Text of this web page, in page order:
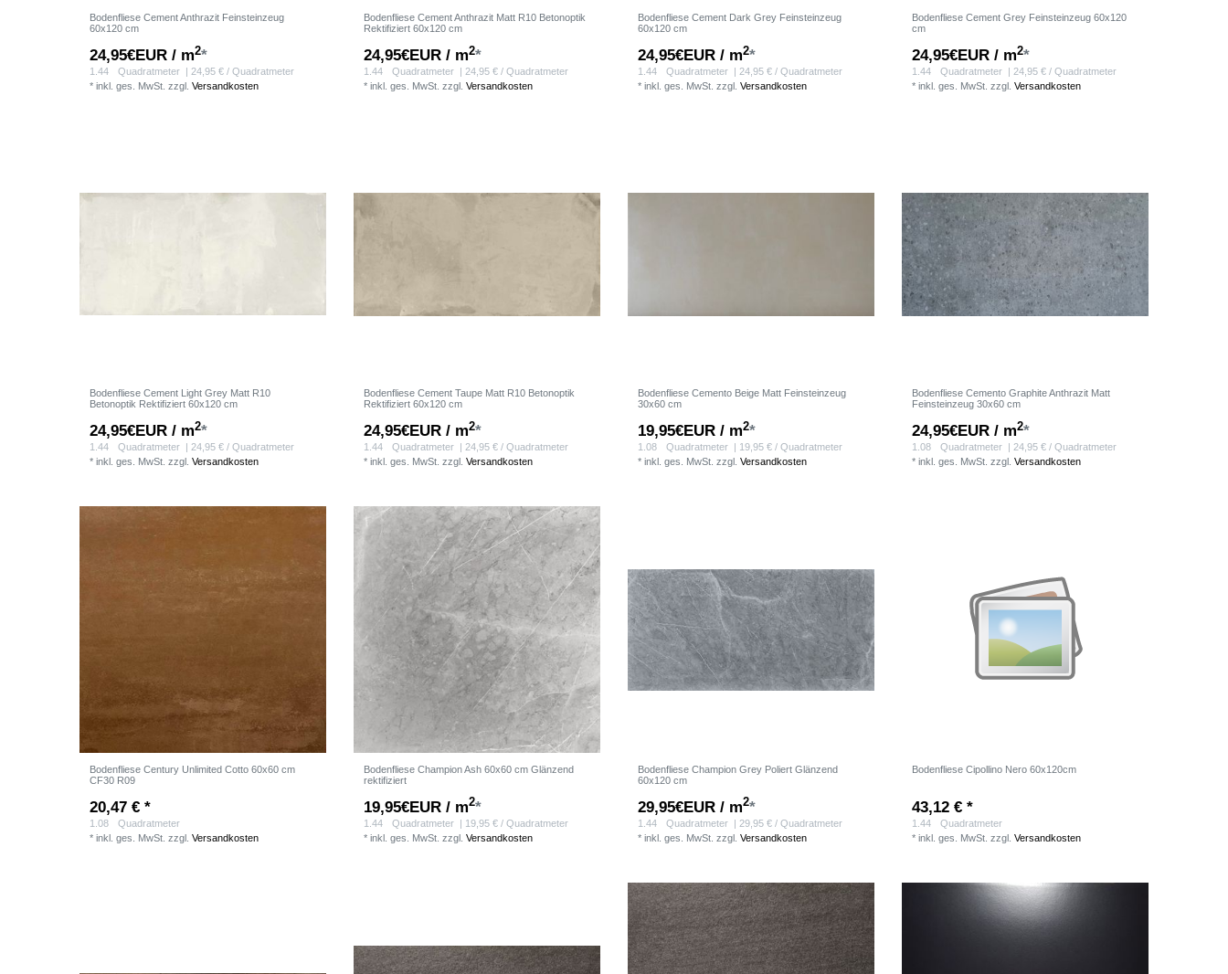
Bodenfliese Cement Anthrazit Feinsteinzeug
60x120 cm
24,95€EUR / m2*
1.44 Quadratmeter
| 24,95 € / Quadratmeter
*inkl. ges. MwSt. zzgl.Versandkosten
Bodenfliese Cement Anthrazit Matt R10 Betonoptik
Rektifiziert 60x120 cm
24,95€EUR / m2*
1.44 Quadratmeter
| 24,95 € / Quadratmeter
*inkl. ges. MwSt. zzgl.Versandkosten
Bodenfliese Cement Dark Grey Feinsteinzeug
60x120 cm
24,95€EUR / m2*
1.44 Quadratmeter
| 24,95 € / Quadratmeter
*inkl. ges. MwSt. zzgl.Versandkosten
Bodenfliese Cement Grey Feinsteinzeug 60x120
cm
24,95€EUR / m2*
1.44 Quadratmeter
| 24,95 € / Quadratmeter
*inkl. ges. MwSt. zzgl.Versandkosten
Bodenfliese Cement Light Grey Matt R10
Betonoptik Rektifiziert 60x120 cm
24,95€EUR / m2*
1.44 Quadratmeter
| 24,95 € / Quadratmeter
*inkl. ges. MwSt. zzgl.Versandkosten
Bodenfliese Cement Taupe Matt R10 Betonoptik
Rektifiziert 60x120 cm
24,95€EUR / m2*
1.44 Quadratmeter
| 24,95 € / Quadratmeter
*inkl. ges. MwSt. zzgl.Versandkosten
Bodenfliese Cemento Beige Matt Feinsteinzeug
30x60 cm
19,95€EUR / m2*
1.08 Quadratmeter
| 19,95 € / Quadratmeter
*inkl. ges. MwSt. zzgl.Versandkosten
Bodenfliese Cemento Graphite Anthrazit Matt
Feinsteinzeug 30x60 cm
24,95€EUR / m2*
1.08 Quadratmeter
| 24,95 € / Quadratmeter
*inkl. ges. MwSt. zzgl.Versandkosten
Bodenfliese Century Unlimited Cotto 60x60 cm
CF30 R09
20,47 € *
1.08
Quadratmeter
*inkl. ges. MwSt. zzgl.Versandkosten
Bodenfliese Champion Ash 60x60 cm Glänzend
rektifiziert
19,95€EUR / m2*
1.44 Quadratmeter
| 19,95 € / Quadratmeter
*inkl. ges. MwSt. zzgl.Versandkosten
Bodenfliese Champion Grey Poliert Glänzend
60x120 cm
29,95€EUR / m2*
1.44 Quadratmeter
| 29,95 € / Quadratmeter
*inkl. ges. MwSt. zzgl.Versandkosten
Bodenfliese Cipollino Nero 60x120cm
43,12 € *
1.44
Quadratmeter
*inkl. ges. MwSt. zzgl.Versandkosten